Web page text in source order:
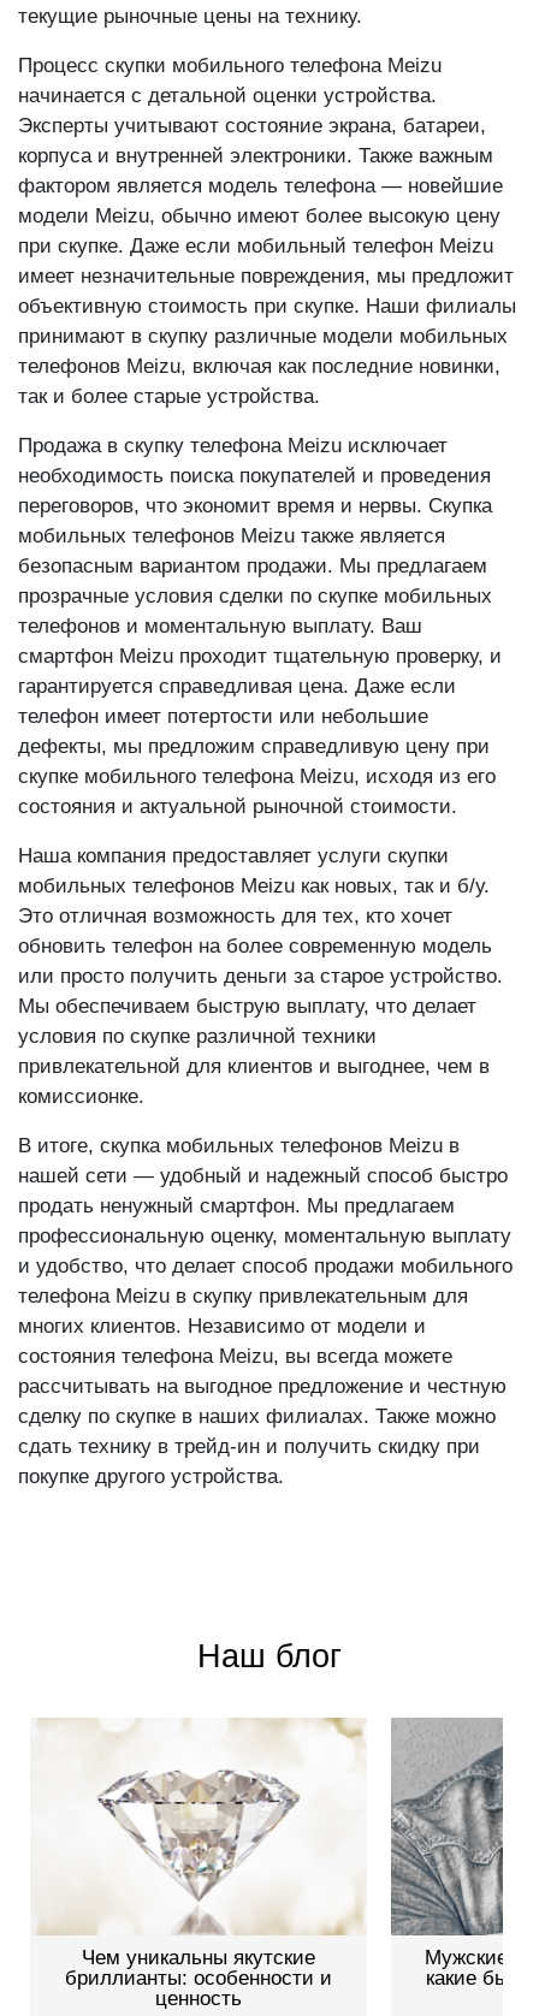
экспертами, учитывающими модель, состояние и
Процесс скупки мобильного телефона Meizu
начинается с детальной оценки устройства.
Эксперты учитывают состояние экрана, батареи,
корпуса и внутренней электроники. Также важным
фактором является модель телефона — новейшие
модели Meizu, обычно имеют более высокую цену
при скупке. Даже если мобильный телефон Meizu
имеет незначительные повреждения, мы предложит
объективную стоимость при скупке. Наши филиалы
принимают в скупку различные модели мобильных
телефонов Meizu, включая как последние новинки,
Продажа в скупку телефона Meizu исключает
необходимость поиска покупателей и проведения
переговоров, что экономит время и нервы. Скупка
мобильных телефонов Meizu также является
безопасным вариантом продажи. Мы предлагаем
прозрачные условия сделки по скупке мобильных
телефонов и моментальную выплату. Ваш
смартфон Meizu проходит тщательную проверку, и
гарантируется справедливая цена. Даже если
телефон имеет потертости или небольшие
дефекты, мы предложим справедливую цену при
скупке мобильного телефона Meizu, исходя из его
Наша компания предоставляет услуги скупки
мобильных телефонов Meizu как новых, так и б/у.
Это отличная возможность для тех, кто хочет
обновить телефон на более современную модель
или просто получить деньги за старое устройство.
Мы обеспечиваем быструю выплату, что делает
условия по скупке различной техники
привлекательной для клиентов и выгоднее, чем в
В итоге, скупка мобильных телефонов Meizu в
нашей сети — удобный и надежный способ быстро
продать ненужный смартфон. Мы предлагаем
профессиональную оценку, моментальную выплату
и удобство, что делает способ продажи мобильного
телефона Meizu в скупку привлекательным для
многих клиентов. Независимо от модели и
состояния телефона Meizu, вы всегда можете
рассчитывать на выгодное предложение и честную
сделку по скупке в наших филиалах. Также можно
сдать технику в трейд-ин и получить скидку при
Чем уникальны якутские
бриллианты: особенности и
Мужские